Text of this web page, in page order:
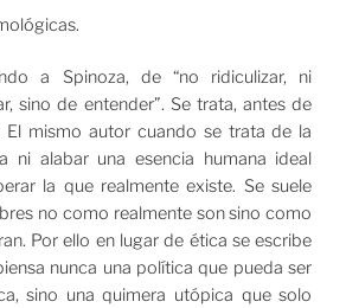
a Spinoza, de “no ridiculizar, ni
sino de entender”. Se trata, antes de
El mismo autor cuando se trata de la
ni alabar una esencia humana ideal
la que realmente existe. Se suele
no como realmente son sino como
Por ello en lugar de ética se escribe
nunca una política que pueda ser
sino una quimera utópica que solo